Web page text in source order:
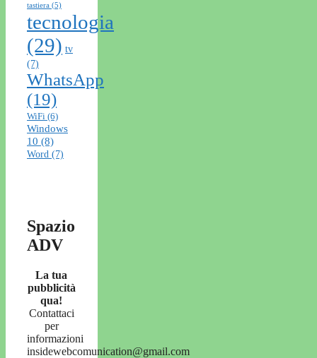
tastiera (5)
tecnologia
(29) tv
(7)
WhatsApp
(19)
WiFi (6)
Windows
10 (8)
Word (7)
Spazio
ADV
La tua
pubblicità
qua!
Contattaci
per
informazioni
insidewebcomunication@gmail.com